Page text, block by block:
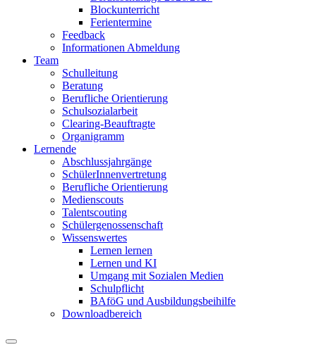
Blockunterricht
Ferientermine
Feedback
Informationen Abmeldung
Team
Schulleitung
Beratung
Berufliche Orientierung
Schulsozialarbeit
Clearing-Beauftragte
Organigramm
Lernende
Abschlussjahrgänge
SchülerInnenvertretung
Berufliche Orientierung
Medienscouts
Talentscouting
Schüler­genossen­schaft
Wissenswertes
Lernen lernen
Lernen und KI
Umgang mit Sozialen Medien
Schulpflicht
BAföG und Ausbildungsbeihilfe
Downloadbereich